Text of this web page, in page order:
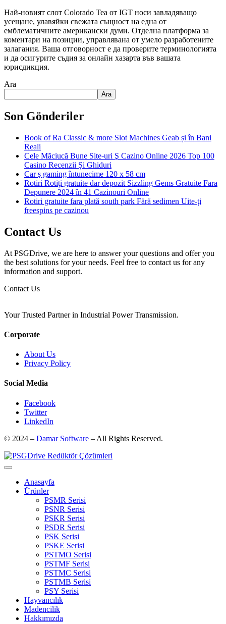
Най-новият слот Colorado Tea от IGT носи завладяващо
усещане, улавяйки свежата същност на една от
емблематичните американски думи. Отделна платформа за
коментари на позиции, управлявана от умело разработените
залагания. Ваша отговорност е да проверите терминологията
и да осигурите съдия за онлайн хазарта във вашата
юрисдикция.
Ara
Ara
Son Gönderiler
Book of Ra Classic & more Slot Machines Geab și în Bani
Reali
Cele Măciucă Bune Site-uri Ş Cazino Online 2026 Top 100
Casino Recenzii Și Ghiduri
Car ş gaming întunecime 120 x 58 cm
Rotiri Rotiți gratuite dar depozit Sizzling Gems Gratuite Fara
Depunere 2024 în 41 Cazinouri Online
Rotiri gratuite fara plată south park Fără sedimen Uite-ți
freespins pe cazinou
Contact Us
At PSGDrive, we are here to answer your questions and offer you
the best solutions for your needs. Feel free to contact us for any
information and support.
Contact Us
Your Trusted Partner in Industrial Power Transmission.
Corporate
About Us
Privacy Policy
Social Media
Facebook
Twitter
LinkedIn
© 2024 – Damar Software – All Rights Reserved.
Anasayfa
Ürünler
PSMR Serisi
PSNR Serisi
PSKR Serisi
PSDR Serisi
PSK Serisi
PSKE Serisi
PSTMO Serisi
PSTMF Serisi
PSTMC Serisi
PSTMB Serisi
PSY Serisi
Hayvancılık
Madencilik
Hakkımızda